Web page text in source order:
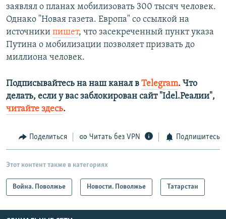
заявлял о планах мобилизовать 300 тысяч человек.
Однако "Новая газета. Европа" со ссылкой на
источники пишет, что засекреченный пункт указа
Путина о мобилизации позволяет призвать до
миллиона человек.
Подписывайтесь на наш канал в Telegram. Что
делать, если у вас заблокирован сайт "Idel.Реалии",
читайте здесь.
Поделиться Читать без VPN Подпишитесь
Этот контент также в категориях
Война. Поволжье Новости. Поволжье Татарстан